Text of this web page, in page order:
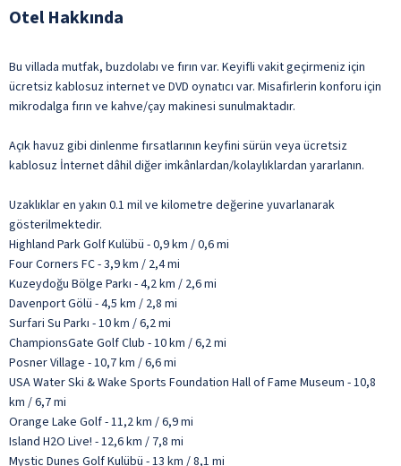
Otel Hakkında
Bu villada mutfak, buzdolabı ve fırın var. Keyifli vakit geçirmeniz için
ücretsiz kablosuz internet ve DVD oynatıcı var. Misafirlerin konforu için
mikrodalga fırın ve kahve/çay makinesi sunulmaktadır.
Açık havuz gibi dinlenme fırsatlarının keyfini sürün veya ücretsiz
kablosuz İnternet dâhil diğer imkânlardan/kolaylıklardan yararlanın.
Uzaklıklar en yakın 0.1 mil ve kilometre değerine yuvarlanarak
gösterilmektedir.
Highland Park Golf Kulübü - 0,9 km / 0,6 mi
Four Corners FC - 3,9 km / 2,4 mi
Kuzeydoğu Bölge Parkı - 4,2 km / 2,6 mi
Davenport Gölü - 4,5 km / 2,8 mi
Surfari Su Parkı - 10 km / 6,2 mi
ChampionsGate Golf Club - 10 km / 6,2 mi
Posner Village - 10,7 km / 6,6 mi
USA Water Ski & Wake Sports Foundation Hall of Fame Museum - 10,8
km / 6,7 mi
Orange Lake Golf - 11,2 km / 6,9 mi
Island H2O Live! - 12,6 km / 7,8 mi
Mystic Dunes Golf Kulübü - 13 km / 8,1 mi